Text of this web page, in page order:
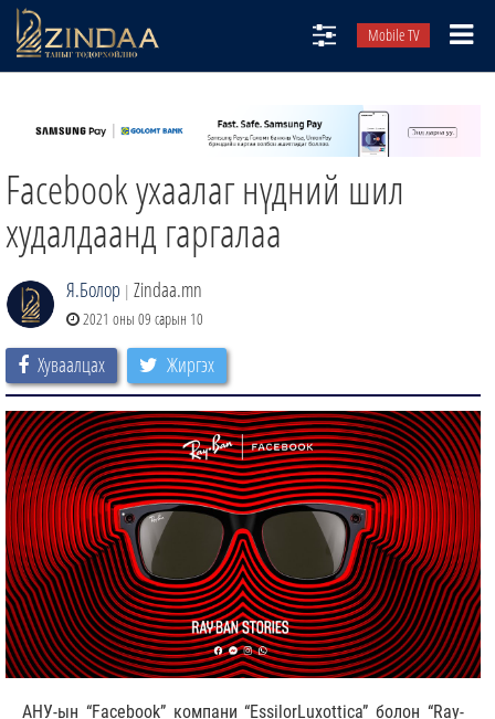
Mobile TV
ТВ8
ӨГЛӨӨНИЙ СОНИН
ЗИНДАА СЭТГҮҮЛ
Facebook ухаалаг нүдний шил
худалдаанд гаргалаа
Я.Болор | Zindaa.mn
2021 оны 09 сарын 10
Хуваалцах Жиргэх
АНУ-ын “Facebook” компани “EssilorLuxottica” болон “Ray-